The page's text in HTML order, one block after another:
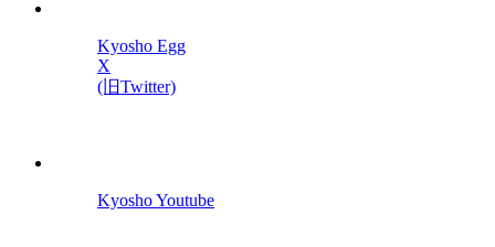
Kyosho Egg
X
(旧Twitter)
Kyosho Youtube